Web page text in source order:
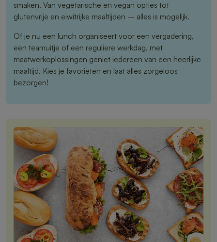
smaken. Van vegetarische en vegan opties tot
glutenvrije en eiwitrijke maaltijden – alles is mogelijk.
Of je nu een lunch organiseert voor een vergadering,
een teamuitje of een reguliere werkdag, met
maatwerkoplossingen geniet iedereen van een heerlijke
maaltijd. Kies je favorieten en laat alles zorgeloos
bezorgen!